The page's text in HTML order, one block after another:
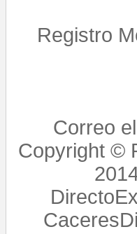
Registro
Correo
Copyright ©